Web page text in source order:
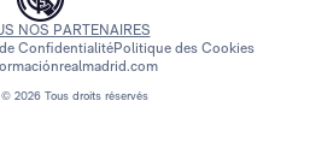
2026 Tous droits réservés
NOS PARTENAIRES
ConfidentialitéPolitique des Cookies
realmadrid.com